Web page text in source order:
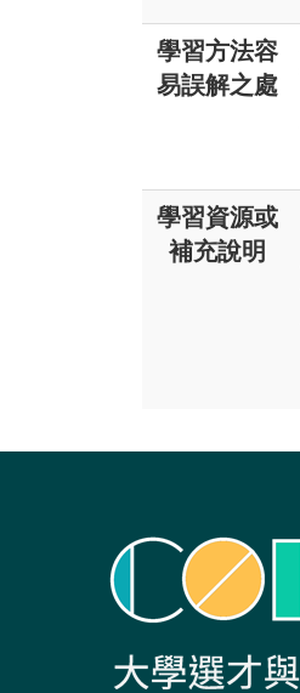
學習方法容
易誤解之處
學習資源或
補充說明